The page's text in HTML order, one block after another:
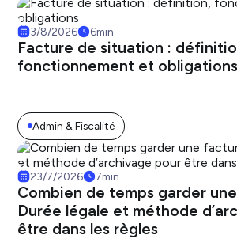
3/8/2026 6min
Facture de situation :
fonctionnement et obligations
Admin & Fiscalité
23/7/2026 7min
Combien de temps garder
Durée légale et méthode
être dans les règles